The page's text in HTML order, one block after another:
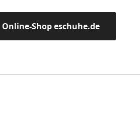
Online-Shop eschuhe.de